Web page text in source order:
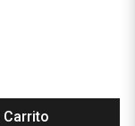
Carrito